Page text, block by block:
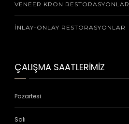
VENEER KRON RESTORASYONLAR
İNLAY-ONLAY RESTORASYONLAR
ÇALIŞMA SAATLERİMİZ
Pazartesi
Salı